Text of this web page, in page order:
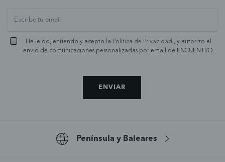
He leído, entiendo y acepto la Política de Privacidad , y autorizo el
envío de comunicaciones personalizadas por email de ENCUENTRO.
ENVIAR
Península y Baleares